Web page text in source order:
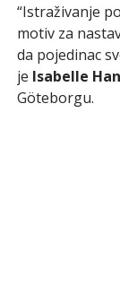
“Istraživanje
motiv za
da pojedinac
je Isabelle
Göteborgu.